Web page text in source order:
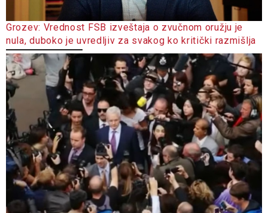
Grozev: Vrednost FSB izveštaja o zvučnom oružju je
nula, duboko je uvredljiv za svakog ko kritički razmišlja